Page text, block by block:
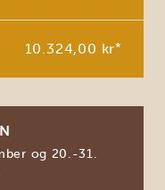
10.324,00 kr*
og 20.-31.